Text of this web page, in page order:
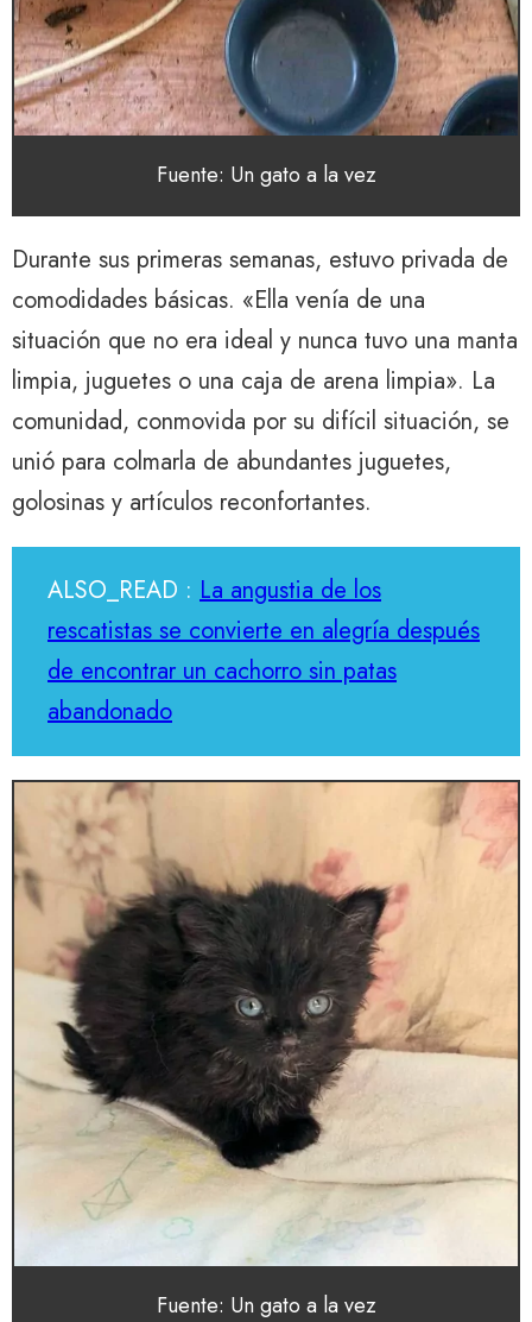
Fuente: Un gato a la vez
Durante sus primeras semanas, estuvo privada de
comodidades básicas. «Ella venía de una
situación que no era ideal y nunca tuvo una manta
limpia, juguetes o una caja de arena limpia». La
comunidad, conmovida por su difícil situación, se
unió para colmarla de abundantes juguetes,
golosinas y artículos reconfortantes.
ALSO_READ : La angustia de los
rescatistas se convierte en alegría después
de encontrar un cachorro sin patas
abandonado
Fuente: Un gato a la vez